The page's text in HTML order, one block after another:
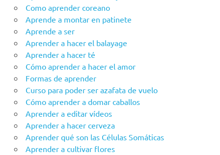
Como aprender coreano
Aprende a montar en patinete
Aprende a ser
Aprender a hacer el balayage
Aprender a hacer té
Cómo aprender a hacer el amor
Formas de aprender
Curso para poder ser azafata de vuelo
Cómo aprender a domar caballos
Aprender a editar vídeos
Aprender a hacer cerveza
Aprender qué son las Células Somáticas
Aprender a cultivar flores